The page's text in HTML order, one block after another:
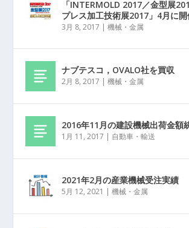
「INTERMOLD 2017／金型展
プレス加工技術展2017」4月に
3月 8, 2017 |機械・金属
ナブテスコ，OVALO社を買収
2月 8, 2017 |機械・金属
2016年11月の建設機械出荷金額
1月 11, 2017 | 自動車・輸送
2021年2月の産業機械受注実績
5月 12, 2021 |機械・金属